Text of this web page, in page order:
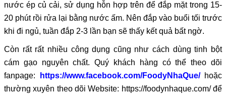
nước ép củ cải, sử dụng hỗn hợp trên để đắp mặt trong 15-
20 phút rồi rửa lại bằng nước ấm. Nên đắp vào buổi tối trước
khi đi ngủ, tuần đắp 2-3 lần bạn sẽ thấy kết quả bất ngờ.
Còn rất rất nhiều công dụng cũng như cách dùng tinh bột
cám gạo nguyên chất. Quý khách hàng có thể theo dõi
fanpage:
https://www.facebook.com/FoodyNhaQue/hoặc
thường xuyên theo dõi Website: https://foodynhaque.com/ để